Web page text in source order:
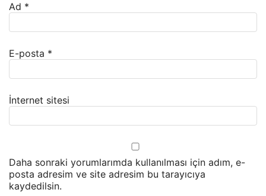
Ad *
E-posta *
İnternet sitesi
Daha sonraki yorumlarımda kullanılması için adım, e-
posta adresim ve site adresim bu tarayıcıya
kaydedilsin.